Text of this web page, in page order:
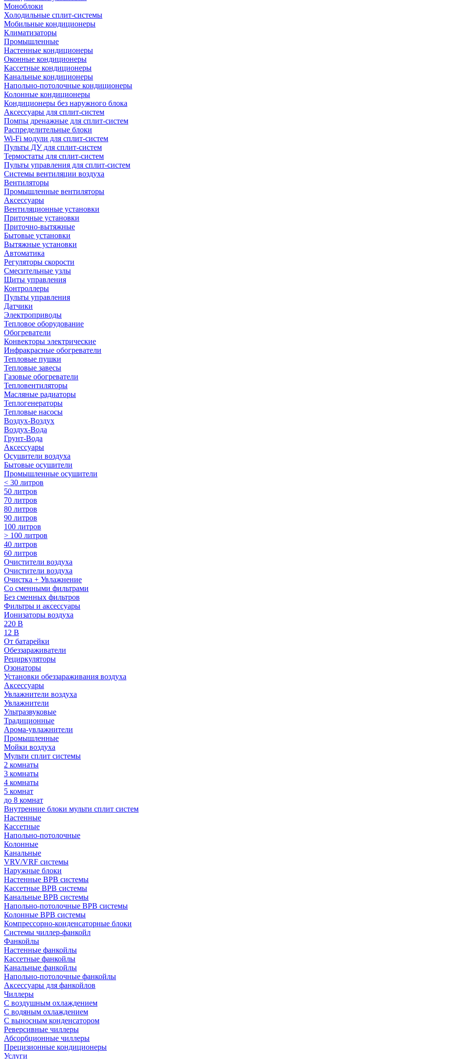
Моноблоки
Холодильные сплит-системы
Мобильные кондиционеры
Климатизаторы
Промышленные
Настенные кондиционеры
Оконные кондиционеры
Кассетные кондиционеры
Канальные кондиционеры
Напольно-потолочные кондиционеры
Колонные кондиционеры
Кондиционеры без наружного блока
Аксессуары для сплит-систем
Помпы дренажные для сплит-систем
Распределительные блоки
Wi-Fi модули для сплит-систем
Пульты ДУ для сплит-систем
Термостаты для сплит-систем
Пульты управления для сплит-систем
Системы вентиляции воздуха
Вентиляторы
Промышленные вентиляторы
Аксессуары
Вентиляционные установки
Приточные установки
Приточно-вытяжные
Бытовые установки
Вытяжные установки
Автоматика
Регуляторы скорости
Смесительные узлы
Щиты управления
Контроллеры
Пульты управления
Датчики
Электроприводы
Тепловое оборудование
Обогреватели
Конвекторы электрические
Инфракрасные обогреватели
Тепловые пушки
Тепловые завесы
Газовые обогреватели
Тепловентиляторы
Масляные радиаторы
Теплогенераторы
Тепловые насосы
Воздух-Воздух
Воздух-Вода
Грунт-Вода
Аксессуары
Осушители воздуха
Бытовые осушители
Промышленные осушители
< 30 литров
50 литров
70 литров
80 литров
90 литров
100 литров
> 100 литров
40 литров
60 литров
Очистители воздуха
Очистители воздуха
Очистка + Увлажнение
Cо сменными фильтрами
Без сменных фильтров
Фильтры и аксессуары
Ионизаторы воздуха
220 В
12 В
От батарейки
Обеззараживатели
Рециркуляторы
Озонаторы
Установки обеззараживания воздуха
Аксессуары
Увлажнители воздуха
Увлажнители
Ультразвуковые
Традиционные
Арома-увлажнители
Промышленные
Мойки воздуха
Мульти сплит системы
2 комнаты
3 комнаты
4 комнаты
5 комнат
до 8 комнат
Внутренние блоки мульти сплит систем
Настенные
Кассетные
Напольно-потолочные
Колонные
Канальные
VRV/VRF системы
Наружные блоки
Настенные ВРВ системы
Кассетные ВРВ системы
Канальные ВРВ системы
Напольно-потолочные ВРВ системы
Колонные ВРВ системы
Компрессорно-конденсаторные блоки
Системы чиллер-фанкойл
Фанкойлы
Настенные фанкойлы
Кассетные фанкойлы
Канальные фанкойлы
Напольно-потолочные фанкойлы
Аксессуары для фанкойлов
Чиллеры
С воздушным охлаждением
С водяным охлаждением
С выносным конденсатором
Реверсивные чиллеры
Абсорбционные чиллеры
Прецизионные кондиционеры
Услуги